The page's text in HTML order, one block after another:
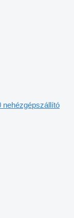
nehézgépszállító